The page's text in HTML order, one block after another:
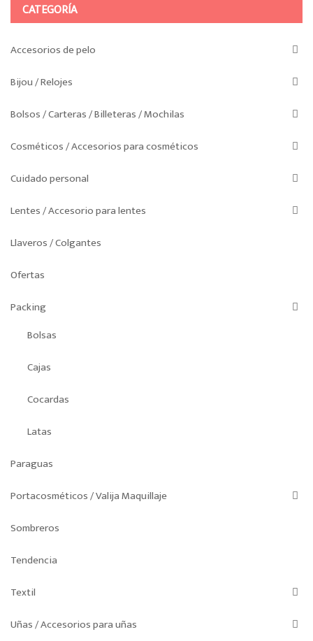
pueden
producto
CATEGORÍA
Accesorios de pelo
Bijou / Relojes
Bolsos / Carteras / Billeteras / Mochilas
Cosméticos / Accesorios para cosméticos
Cuidado personal
Lentes / Accesorio para lentes
Llaveros / Colgantes
Ofertas
Packing
Bolsas
Cajas
Cocardas
Latas
Paraguas
Portacosméticos / Valija Maquillaje
Sombreros
Tendencia
Textil
Uñas / Accesorios para uñas